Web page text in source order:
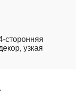
сторонняя
узкая